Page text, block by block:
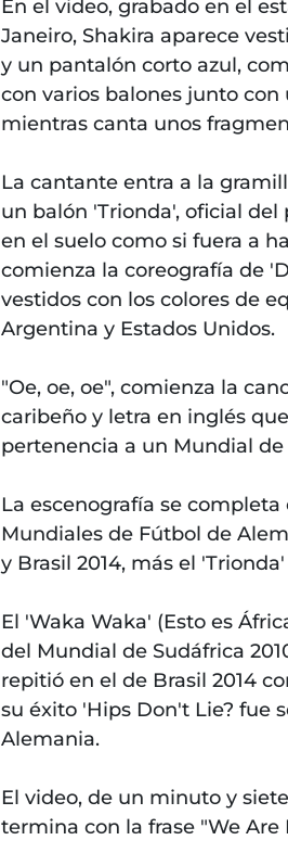
En el video, grabado en el
Janeiro, Shakira aparece
y un pantalón corto azul,
con varios balones junto
mientras canta unos
La cantante entra a la
un balón 'Trionda', oficial
en el suelo como si fuera a
comienza la coreografía de
vestidos con los colores de
Argentina y Estados Unidos.
"Oe, oe, oe", comienza la
caribeño y letra en inglés
pertenencia a un Mundial de
La escenografía se
Mundiales de Fútbol de
y Brasil 2014, más el
El 'Waka Waka' (Esto es
del Mundial de Sudáfrica
repitió en el de Brasil 2014
su éxito 'Hips Don't Lie? fue
Alemania.
El video, de un minuto y
termina con la frase "We Are